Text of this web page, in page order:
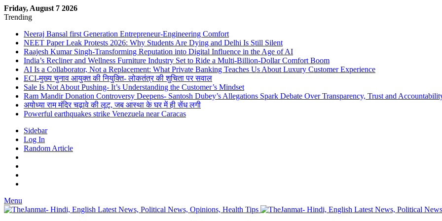
Friday, August 7 2026
Trending
Neeraj Bansal first Generation Entrepreneur-Engineering Comfort
NEET Paper Leak Protests 2026: Why Students Are Dying and Delhi Is Still Silent
Raajesh Kumar Singh-Transforming Reputation into Digital Influence in the Age of AI
India’s Recliner and Wellness Furniture Industry Set to Ride a Multi-Billion-Dollar Comfort Boom
AI Is a Collaborator, Not a Replacement: What Private Banking Teaches Us About Luxury Customer Experience
ECI-मुख्य चुनाव आयुक्त की नियुक्ति- लोकतंत्र की शुचिता पर सवाल
Sale Is Not About Pushing- It’s Understanding the Customer’s Mindset
Ram Mandir Donation Controversy Deepens- Santosh Dubey’s Allegations Spark Debate Over Transparency, Trust and
अयोध्या राम मंदिर चढ़ावे की लूट, जब आस्था के घर में ही सेंध लगी
Powerful earthquakes strike Venezuela near Caracas
Sidebar
Log In
Random Article
Menu